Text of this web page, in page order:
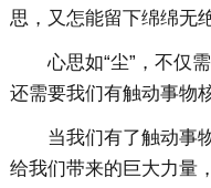
思，又怎能留下绵绵无
心思如“尘”，不仅
还需要我们有触动事物
当我们有了触动事
给我们带来的巨大力量